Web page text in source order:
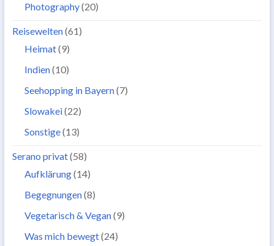
Photography(20)
Reisewelten(61)
Heimat(9)
Indien(10)
Seehopping in Bayern(7)
Slowakei(22)
Sonstige(13)
Serano privat(58)
Aufklärung(14)
Begegnungen(8)
Vegetarisch & Vegan(9)
Was mich bewegt(24)